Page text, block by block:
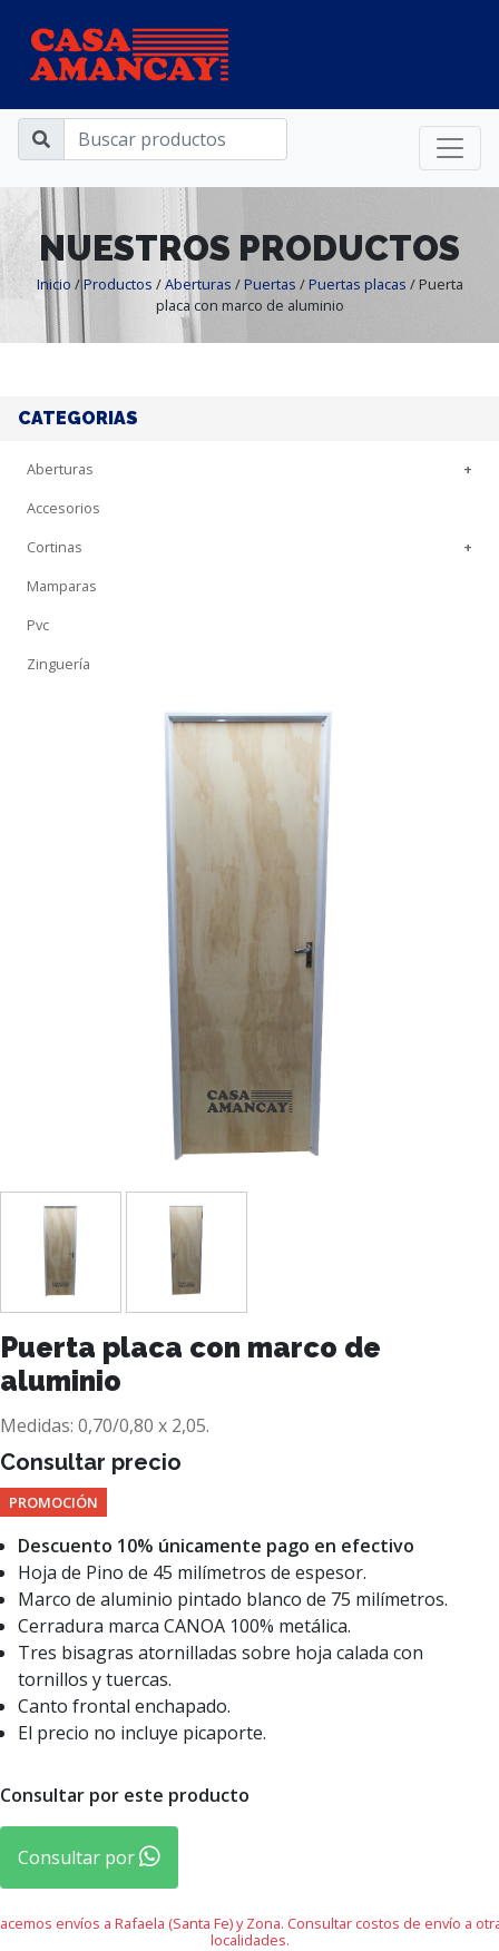
NUESTROS PRODUCTOS
Inicio /Productos /Aberturas /Puertas /Puertas placas / Puerta
placa con marco de aluminio
CATEGORIAS
Aberturas
+
Accesorios
Cortinas
+
Mamparas
Pvc
Zinguería
Puerta placa con marco de
aluminio
Medidas: 0,70/0,80 x 2,05.
Consultar precio
PROMOCIÓN
Descuento 10% únicamente pago en efectivo
Hoja de Pino de 45 milímetros de espesor.
Marco de aluminio pintado blanco de 75 milímetros.
Cerradura marca CANOA 100% metálica.
Tres bisagras atornilladas sobre hoja calada con
tornillos y tuercas.
Canto frontal enchapado.
El precio no incluye picaporte.
Consultar por este producto
Consultar por
envíos a Rafaela (Santa Fe) y Zona. Consultar costos de envío a
localidades.